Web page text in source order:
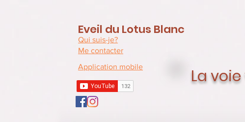
Eveil du Lotus Blanc
Qui suis-je?
Me contacter
La
Application mobile